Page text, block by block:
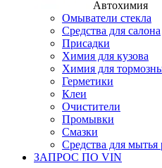
Автохимия
Омыватели стекла
Средства для салона
Присадки
Химия для кузова
Химия для
Герметики
Клеи
Очистители
Промывки
Смазки
Средства для мытья
ЗАПРОС ПО VIN